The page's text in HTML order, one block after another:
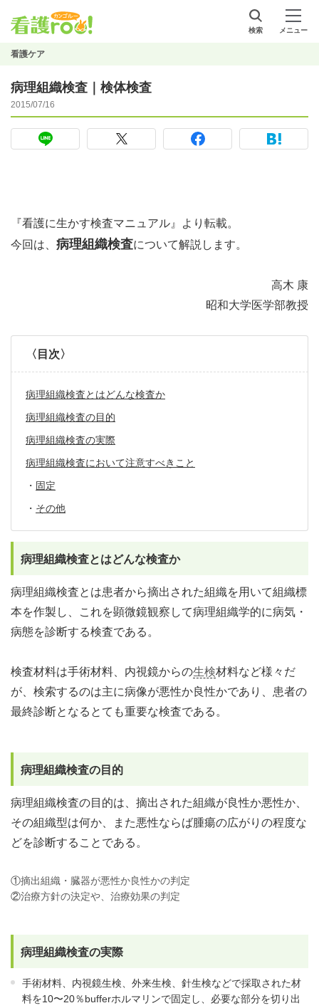
検索 メニュー
看護ケア
病理組織検査｜検体検査
2015/07/16
『看護に生かす検査マニュアル』より転載。
今回は、 病理組織検査について解説します。
高木 康
昭和大学医学部教授
〈目次〉
病理組織検査とはどんな検査か
病理組織検査の目的
病理組織検査の実際
病理組織検査において注意すべきこと
・ 固定
・ その他
病理組織検査とはどんな検査か
病理組織検査とは患者から摘出された組織を用いて組織標
本を作製し、これを顕微鏡観察して病理組織学的に病気・
病態を診断する検査である。
検査材料は手術材料、内視鏡からの生検材料など様々だ
が、検索するのは主に病像が悪性か良性かであり、患者の
最終診断となるとても重要な検査である。
病理組織検査の目的
病理組織検査の目的は、摘出された組織が良性か悪性か、
その組織型は何か、また悪性ならば腫瘍の広がりの程度な
どを診断することである。
①摘出組織・臓器が悪性か良性かの判定
②治療方針の決定や、治療効果の判定
病理組織検査の実際
手術材料、内視鏡生検、外来生検、針生検などで採取された材
料を10〜20％bufferホルマリンで固定し、必要な部分を切り出